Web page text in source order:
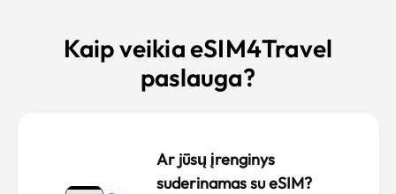
Kaip veikia eSIM4Travel
paslauga?
Ar jūsų įrenginys
suderinamas su eSIM?